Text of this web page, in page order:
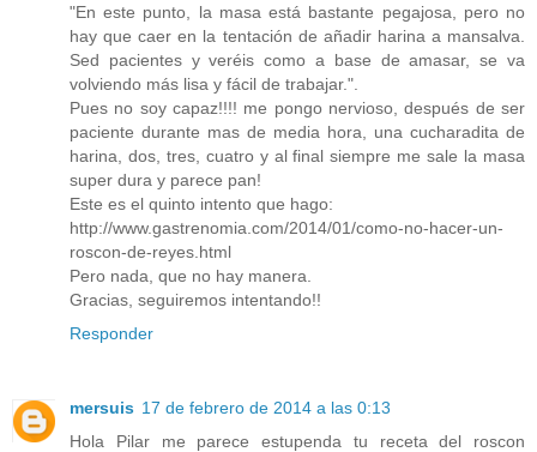
"En este punto, la masa está bastante pegajosa, pero no
hay que caer en la tentación de añadir harina a mansalva.
Sed pacientes y veréis como a base de amasar, se va
volviendo más lisa y fácil de trabajar.".
Pues no soy capaz!!!! me pongo nervioso, después de ser
paciente durante mas de media hora, una cucharadita de
harina, dos, tres, cuatro y al final siempre me sale la masa
super dura y parece pan!
Este es el quinto intento que hago:
http://www.gastrenomia.com/2014/01/como-no-hacer-un-
roscon-de-reyes.html
Pero nada, que no hay manera.
Gracias, seguiremos intentando!!
Responder
mersuis 17 de febrero de 2014 a las 0:13
Hola Pilar me parece estupenda tu receta del roscon